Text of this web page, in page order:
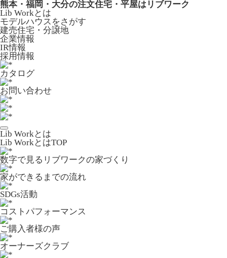
熊本・福岡・大分の注文住宅・平屋はリブワーク
Lib Workとは
モデルハウスをさがす
建売住宅・分譲地
企業情報
IR情報
採用情報
カタログ
お問い合わせ
Lib Workとは
Lib WorkとはTOP
数字で⾒るリブワークの家づくり
家ができるまでの流れ
SDGs活動
コストパフォーマンス
ご購入者様の声
オーナーズクラブ